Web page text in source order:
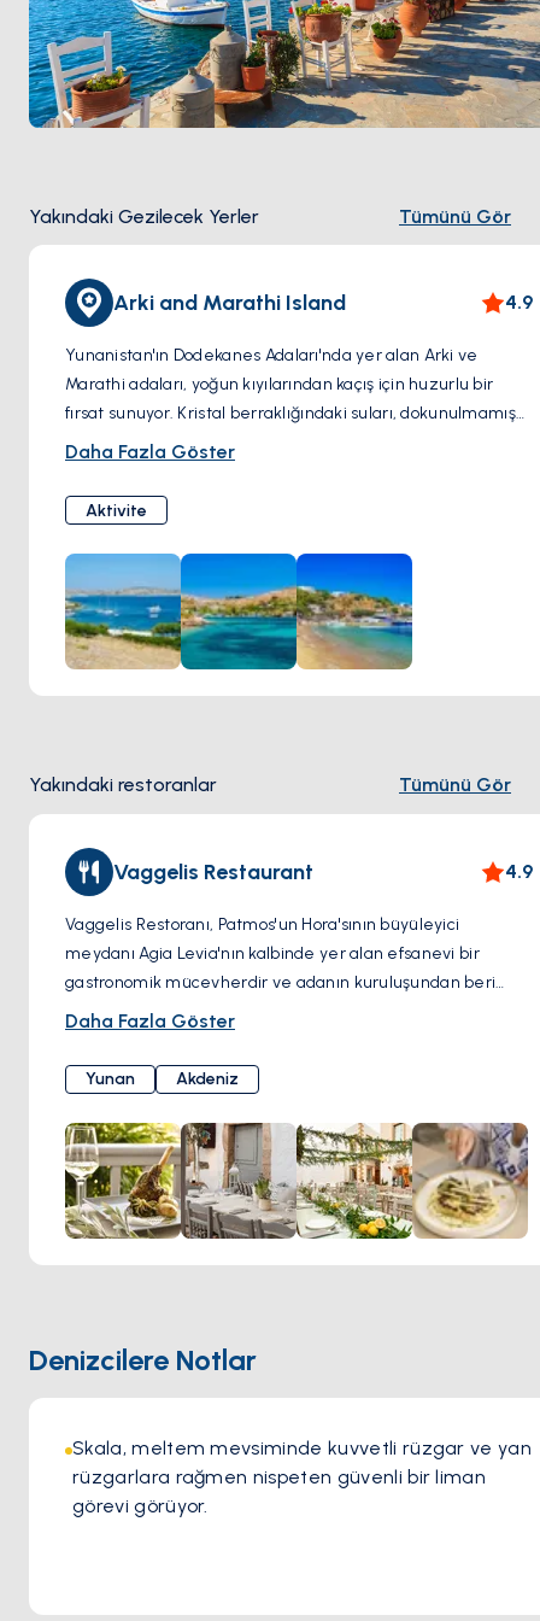
Yakındaki Gezilecek Yerler Tümünü Gör
Arki and Marathi Island 4.9
Yunanistan'ın Dodekanes Adaları'nda yer alan Arki ve
Marathi adaları, yoğun kıyılarından kaçış için huzurlu bir
fırsat sunuyor. Kristal berraklığındaki suları, dokunulmamış
doğal manzaraları ve şirin geleneksel köyleri ile bu adalar
küçüğü olup, doğa meraklıları için mükemmel olan sakin
plajlara ve doğa yürüyüşü rotalarına sahiptir. Diğer yandan,
Marathi'nin engebeli kıyıları ve turkuaz koyları, maceracıları
gizli hazinelerini keşfetmeye çağırıyor.
Daha Fazla Göster
Aktivite
Yakındaki restoranlar Tümünü Gör
Vaggelis Restaurant 4.9
Vaggelis Restoranı, Patmos'un Hora'sının büyüleyici
meydanı Agia Levia'nın kalbinde yer alan efsanevi bir
gastronomik mücevherdir ve adanın kuruluşundan beri
varlığını sürdürmektedir. Tarihle iç içe geçmiş ve bir peri
meyhane, onlarca yıldır ziyaretçilerin buluşma noktası
olmuş ve tutkuyla orijinal fikir ve ideallerini korumuştur.
Modern etkilerle Akdeniz mutfağı sunarlar.
Daha Fazla Göster
Yunan Akdeniz
Denizcilere Notlar
Skala, meltem mevsiminde kuvvetli rüzgar ve yan
rüzgarlara rağmen nispeten güvenli bir liman
görevi görüyor.